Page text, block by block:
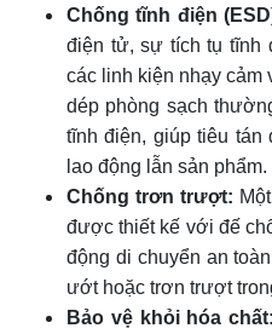
Chống tĩnh điện
điện tử, sự tích tụ tĩnh
các linh kiện nhạy cảm
dép phòng sạch
tĩnh điện, giúp tiêu
lao động lẫn sản phẩm.
Chống trơn trượt:
được thiết kế với đế
động di chuyển an
ướt hoặc trơn trượt
Bảo vệ khỏi hóa chất: